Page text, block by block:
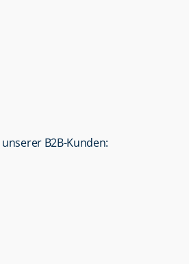
B2B-Kunden: